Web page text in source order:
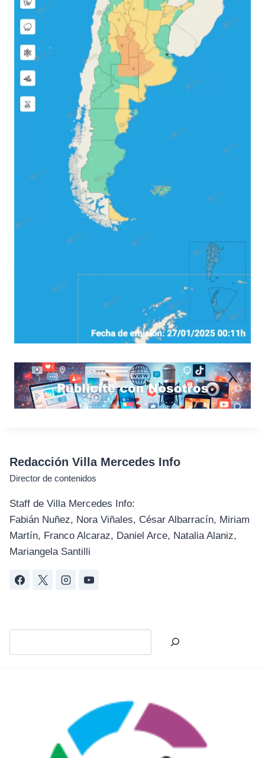
Redacción Villa Mercedes Info
Director de contenidos
Staff de Villa Mercedes Info:
Fabián Nuñez, Nora Viñales, César Albarracín, Miriam
Martín, Franco Alcaraz, Daniel Arce, Natalia Alaniz,
Mariangela Santilli